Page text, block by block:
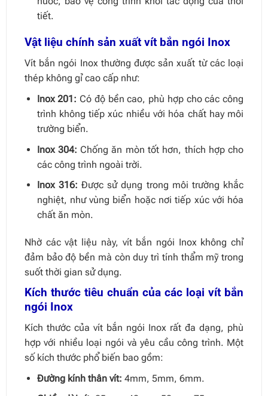
tiết.
Vật liệu chính sản xuất vít bắn ngói Inox
Vít bắn ngói Inox thường được sản xuất từ các loại
thép không gỉ cao cấp như:
Inox 201: Có độ bền cao, phù hợp cho các công
trình không tiếp xúc nhiều với hóa chất hay môi
trường biển.
Inox 304: Chống ăn mòn tốt hơn, thích hợp cho
các công trình ngoài trời.
Inox 316: Được sử dụng trong môi trường khắc
nghiệt, như vùng biển hoặc nơi tiếp xúc với hóa
chất ăn mòn.
Nhờ các vật liệu này, vít bắn ngói Inox không chỉ
đảm bảo độ bền mà còn duy trì tính thẩm mỹ trong
suốt thời gian sử dụng.
Kích thước tiêu chuẩn của các loại vít bắn
ngói Inox
Kích thước của vít bắn ngói Inox rất đa dạng, phù
hợp với nhiều loại ngói và yêu cầu công trình. Một
số kích thước phổ biến bao gồm:
Đường kính thân vít: 4mm, 5mm, 6mm.